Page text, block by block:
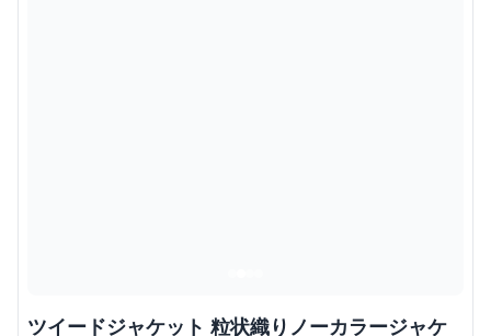
ツイードジャケット 粒状織りノーカラージャケ